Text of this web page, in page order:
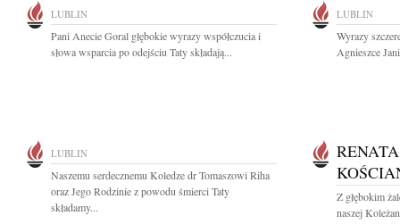
LUBLIN
Pani Anecie Goral głębokie wyrazy współczucia i
słowa wsparcia po odejściu Taty składają...
LUBLIN
Wyrazy
Agnieszce
LUBLIN
Naszemu serdecznemu Koledze dr Tomaszowi Riha
oraz Jego Rodzinie z powodu śmierci Taty
składamy...
Z głębokim
naszej